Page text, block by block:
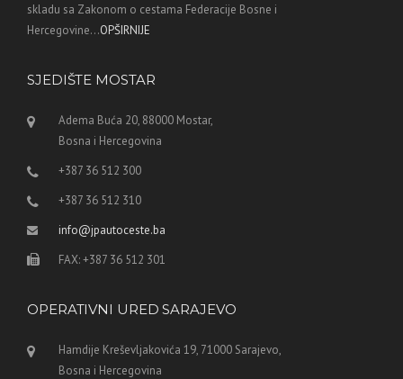
skladu sa Zakonom o cestama Federacije Bosne i
Hercegovine...OPŠIRNIJE
SJEDIŠTE MOSTAR
Adema Buća 20, 88000 Mostar,
Bosna i Hercegovina
+387 36 512 300
+387 36 512 310
info@jpautoceste.ba
FAX: +387 36 512 301
OPERATIVNI URED SARAJEVO
Hamdije Kreševljakovića 19, 71000 Sarajevo,
Bosna i Hercegovina